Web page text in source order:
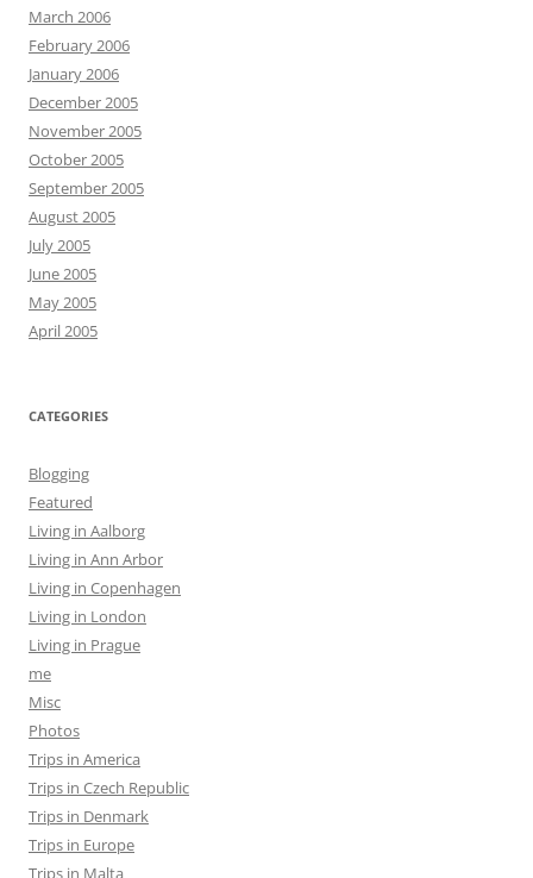
March 2006
February 2006
January 2006
December 2005
November 2005
October 2005
September 2005
August 2005
July 2005
June 2005
May 2005
April 2005
CATEGORIES
Blogging
Featured
Living in Aalborg
Living in Ann Arbor
Living in Copenhagen
Living in London
Living in Prague
me
Misc
Photos
Trips in America
Trips in Czech Republic
Trips in Denmark
Trips in Europe
Trips in Malta